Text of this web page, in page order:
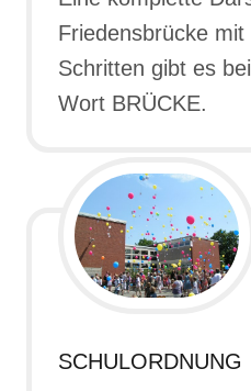
Friedensbrücke mit
Schritten gibt es
Wort BRÜCKE.
SCHULORDNUNG